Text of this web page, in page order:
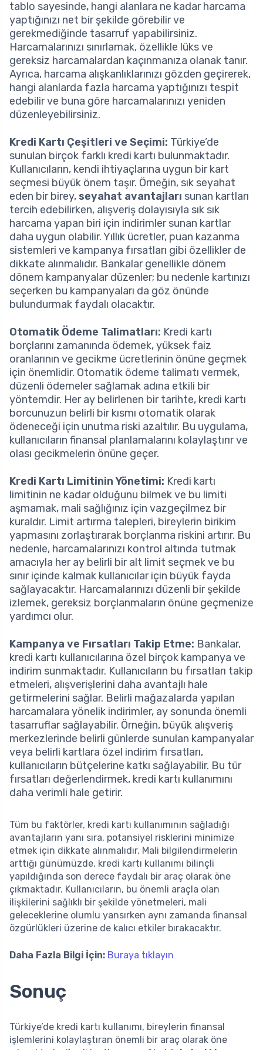
tablo sayesinde, hangi alanlara ne kadar harcama
yaptığınızı net bir şekilde görebilir ve
gerekmediğinde tasarruf yapabilirsiniz.
Harcamalarınızı sınırlamak, özellikle lüks ve
gereksiz harcamalardan kaçınmanıza olanak tanır.
Ayrıca, harcama alışkanlıklarınızı gözden geçirerek,
hangi alanlarda fazla harcama yaptığınızı tespit
edebilir ve buna göre harcamalarınızı yeniden
düzenleyebilirsiniz.
Kredi Kartı Çeşitleri ve Seçimi: Türkiye’de
sunulan birçok farklı kredi kartı bulunmaktadır.
Kullanıcıların, kendi ihtiyaçlarına uygun bir kart
seçmesi büyük önem taşır. Örneğin, sık seyahat
eden bir birey,seyahat avantajları sunan kartları
tercih edebilirken, alışveriş dolayısıyla sık sık
harcama yapan biri için indirimler sunan kartlar
daha uygun olabilir. Yıllık ücretler, puan kazanma
sistemleri ve kampanya fırsatları gibi özellikler de
dikkate alınmalıdır. Bankalar genellikle dönem
dönem kampanyalar düzenler; bu nedenle kartınızı
seçerken bu kampanyaları da göz önünde
bulundurmak faydalı olacaktır.
Otomatik Ödeme Talimatları: Kredi kartı
borçlarını zamanında ödemek, yüksek faiz
oranlarının ve gecikme ücretlerinin önüne geçmek
için önemlidir. Otomatik ödeme talimatı vermek,
düzenli ödemeler sağlamak adına etkili bir
yöntemdir. Her ay belirlenen bir tarihte, kredi kartı
borcunuzun belirli bir kısmı otomatik olarak
ödeneceği için unutma riski azaltılır. Bu uygulama,
kullanıcıların finansal planlamalarını kolaylaştırır ve
olası gecikmelerin önüne geçer.
Kredi Kartı Limitinin Yönetimi: Kredi kartı
limitinin ne kadar olduğunu bilmek ve bu limiti
aşmamak, mali sağlığınız için vazgeçilmez bir
kuraldır. Limit artırma talepleri, bireylerin birikim
yapmasını zorlaştırarak borçlanma riskini artırır. Bu
nedenle, harcamalarınızı kontrol altında tutmak
amacıyla her ay belirli bir alt limit seçmek ve bu
sınır içinde kalmak kullanıcılar için büyük fayda
sağlayacaktır. Harcamalarınızı düzenli bir şekilde
izlemek, gereksiz borçlanmaların önüne geçmenize
yardımcı olur.
Kampanya ve Fırsatları Takip Etme: Bankalar,
kredi kartı kullanıcılarına özel birçok kampanya ve
indirim sunmaktadır. Kullanıcıların bu fırsatları takip
etmeleri, alışverişlerini daha avantajlı hale
getirmelerini sağlar. Belirli mağazalarda yapılan
harcamalara yönelik indirimler, ay sonunda önemli
tasarruflar sağlayabilir. Örneğin, büyük alışveriş
merkezlerinde belirli günlerde sunulan kampanyalar
veya belirli kartlara özel indirim fırsatları,
kullanıcıların bütçelerine katkı sağlayabilir. Bu tür
fırsatları değerlendirmek, kredi kartı kullanımını
daha verimli hale getirir.
Tüm bu faktörler, kredi kartı kullanımının sağladığı
avantajların yanı sıra, potansiyel risklerini minimize
etmek için dikkate alınmalıdır. Mali bilgilendirmelerin
arttığı günümüzde, kredi kartı kullanımı bilinçli
yapıldığında son derece faydalı bir araç olarak öne
çıkmaktadır. Kullanıcıların, bu önemli araçla olan
ilişkilerini sağlıklı bir şekilde yönetmeleri, mali
geleceklerine olumlu yansırken aynı zamanda finansal
özgürlükleri üzerine de kalıcı etkiler bırakacaktır.
Daha Fazla Bilgi İçin: Buraya tıklayın
Sonuç
Türkiye’de kredi kartı kullanımı, bireylerin finansal
işlemlerini kolaylaştıran önemli bir araç olarak öne